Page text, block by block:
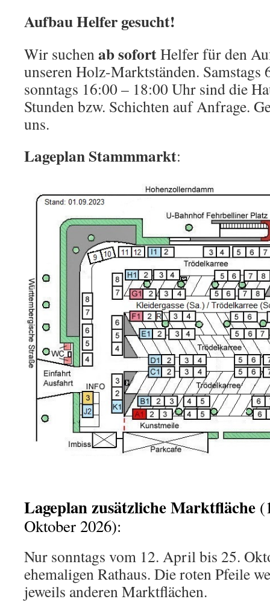
Aufbau Helfer gesucht!
Wir suchenab sofortHelfer für den
unseren Holz-Marktständen.
sonntags 16:00 – 18:00 Uhr sind die
Stunden bzw. Schichten auf Anfrage.
uns.
Lageplan Stammmarkt:
Lageplan zusätzliche Marktfläche
Oktober 2026):
Nur sonntags vom 12. April bis 25.
ehemaligen Rathaus. Die roten Pfeile
jeweils anderen Marktflächen.